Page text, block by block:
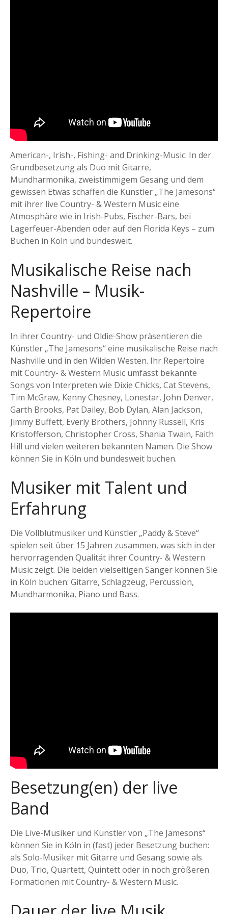
American-, Irish-, Fishing- and Drinking-Music: In der
Grundbesetzung als Duo mit Gitarre,
Mundharmonika, zweistimmigem Gesang und dem
gewissen Etwas schaffen die Künstler „The Jamesons“
mit ihrer live Country- & Western Music eine
Atmosphäre wie in Irish-Pubs, Fischer-Bars, bei
Lagerfeuer-Abenden oder auf den Florida Keys – zum
Buchen in Köln und bundesweit.
Musikalische Reise nach
Nashville – Musik-
Repertoire
In ihrer Country- und Oldie-Show präsentieren die
Künstler „The Jamesons“ eine musikalische Reise nach
Nashville und in den Wilden Westen. Ihr Repertoire
mit Country- & Western Music umfasst bekannte
Songs von Interpreten wie Dixie Chicks, Cat Stevens,
Tim McGraw, Kenny Chesney, Lonestar, John Denver,
Garth Brooks, Pat Dailey, Bob Dylan, Alan Jackson,
Jimmy Buffett, Everly Brothers, Johnny Russell, Kris
Kristofferson, Christopher Cross, Shania Twain, Faith
Hill und vielen weiteren bekannten Namen. Die Show
können Sie in Köln und bundesweit buchen.
Musiker mit Talent und
Erfahrung
Die Vollblutmusiker und Künstler „Paddy & Steve“
spielen seit über 15 Jahren zusammen, was sich in der
hervorragenden Qualität ihrer Country- & Western
Music zeigt. Die beiden vielseitigen Sänger können Sie
in Köln buchen: Gitarre, Schlagzeug, Percussion,
Mundharmonika, Piano und Bass.
Besetzung(en) der live
Band
Die Live-Musiker und Künstler von „The Jamesons“
können Sie in Köln in (fast) jeder Besetzung buchen:
als Solo-Musiker mit Gitarre und Gesang sowie als
Duo, Trio, Quartett, Quintett oder in noch größeren
Formationen mit Country- & Western Music.